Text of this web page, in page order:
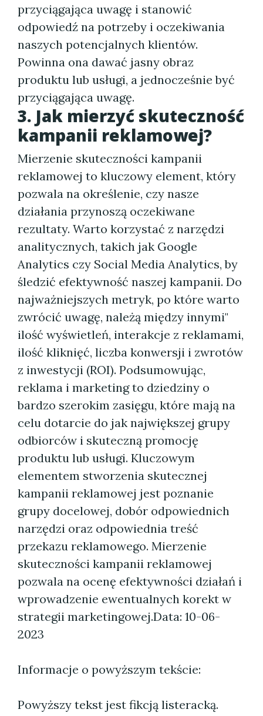
przyciągająca uwagę i stanowić
odpowiedź na potrzeby i oczekiwania
naszych potencjalnych klientów.
Powinna ona dawać jasny obraz
produktu lub usługi, a jednocześnie być
przyciągająca uwagę.
3. Jak mierzyć skuteczność
kampanii reklamowej?
Mierzenie skuteczności kampanii
reklamowej to kluczowy element, który
pozwala na określenie, czy nasze
działania przynoszą oczekiwane
rezultaty. Warto korzystać z narzędzi
analitycznych, takich jak Google
Analytics czy Social Media Analytics, by
śledzić efektywność naszej kampanii. Do
najważniejszych metryk, po które warto
zwrócić uwagę, należą między innymi"
ilość wyświetleń, interakcje z reklamami,
ilość kliknięć, liczba konwersji i zwrotów
z inwestycji (ROI). Podsumowując,
reklama i marketing to dziedziny o
bardzo szerokim zasięgu, które mają na
celu dotarcie do jak największej grupy
odbiorców i skuteczną promocję
produktu lub usługi. Kluczowym
elementem stworzenia skutecznej
kampanii reklamowej jest poznanie
grupy docelowej, dobór odpowiednich
narzędzi oraz odpowiednia treść
przekazu reklamowego. Mierzenie
skuteczności kampanii reklamowej
pozwala na ocenę efektywności działań i
wprowadzenie ewentualnych korekt w
strategii marketingowej.Data: 10-06-
2023
Informacje o powyższym tekście:
Powyższy tekst jest fikcją listeracką.